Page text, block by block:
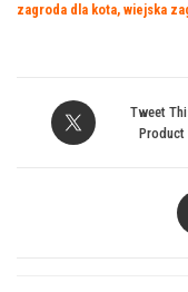
zagroda dla kota, wiejska
Tweet
Product